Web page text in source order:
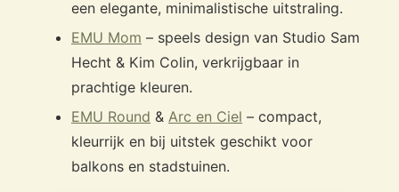
een elegante, minimalistische uitstraling.
EMU Mom – speels design van Studio Sam
Hecht & Kim Colin, verkrijgbaar in
prachtige kleuren.
EMU Round & Arc en Ciel – compact,
kleurrijk en bij uitstek geschikt voor
balkons en stadstuinen.